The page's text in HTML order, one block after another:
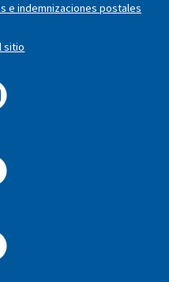
e indemnizaciones postales
sitio